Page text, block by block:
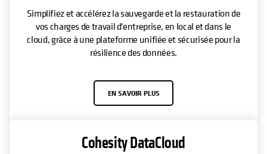
Simplifiez et accélérez la sauvegarde et la restauration de
vos charges de travail d'entreprise, en local et dans le
cloud, grâce à une plateforme unifiée et sécurisée pour la
résilience des données.
EN SAVOIR PLUS
Cohesity DataCloud